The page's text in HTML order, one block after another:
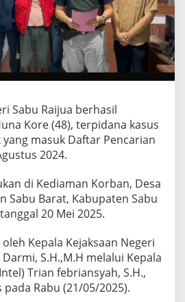
Sabu Raijua berhasil
Kore (48), terpidana kasus
masuk Daftar Pencarian
2024.
di Kediaman Korban, Desa
Sabu Barat, Kabupaten Sabu
20 Mei 2025.
Kepala Kejaksaan Negeri
S.H.,M.H melalui Kepala
Trian febriansyah, S.H.,
pada Rabu (21/05/2025).